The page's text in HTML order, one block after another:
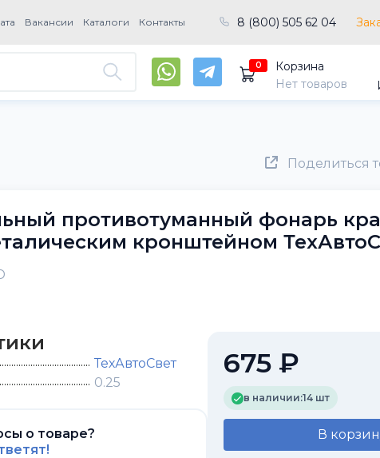
Вакансии Каталоги Контакты 8 (800) 505 62 04
0
Корзина
Нет товаров
Поделиться
противотуманный фонарь
кронштейном
ТехАвтоСвет
0.25
о товаре?
675 ₽
в наличии:14 шт
В